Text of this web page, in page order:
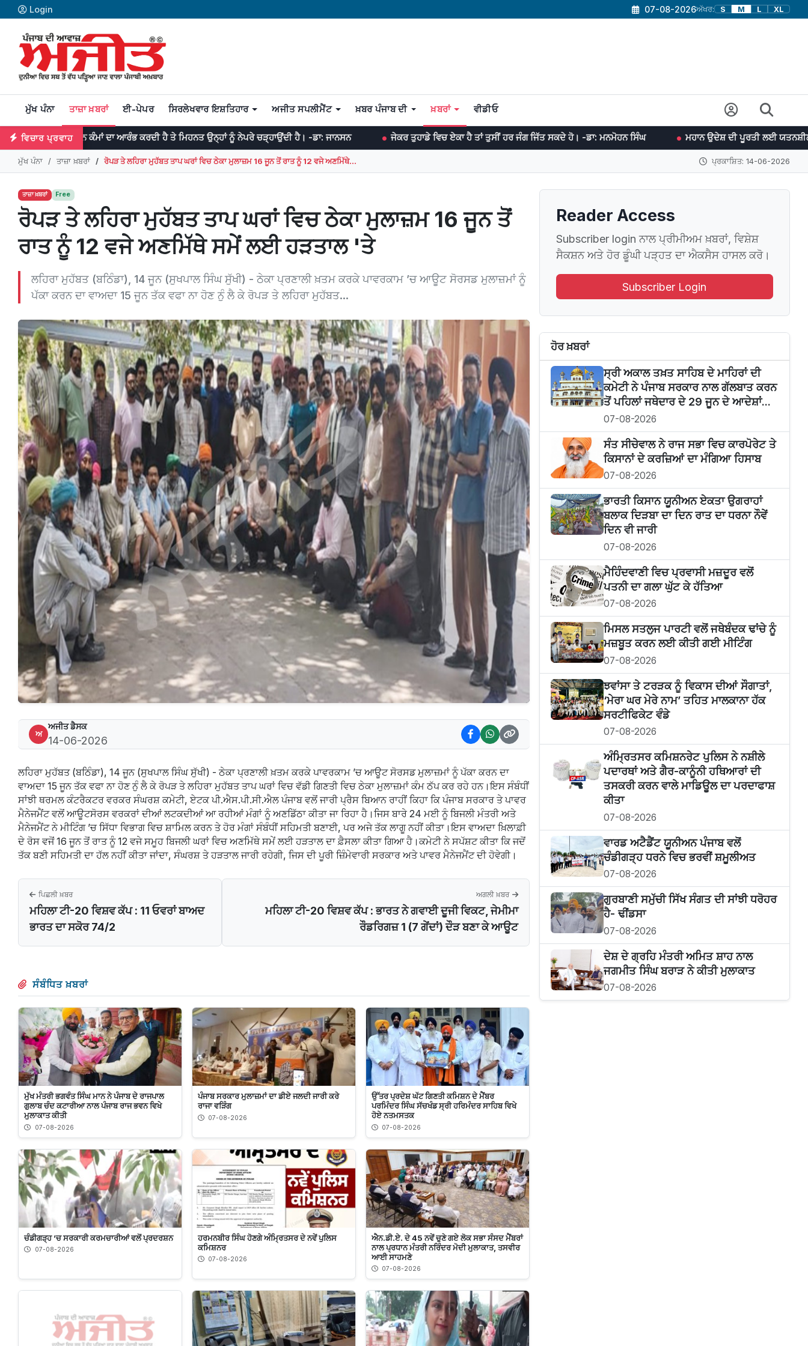
Login 07-08-2026ਅੱਖਰ: S M L XL
ਮੁੱਖ ਪੰਨਾ ਤਾਜ਼ਾ ਖ਼ਬਰਾਂ ਈ-ਪੇਪਰ ਸਿਰਲੇਖਵਾਰ ਇਸ਼ਤਿਹਾਰ ਅਜੀਤ ਸਪਲੀਮੈਂਟ ਖ਼ਬਰ ਪੰਜਾਬ ਦੀ ਖ਼ਬਰਾਂ ਵੀਡੀਓ
ਵਿਚਾਰ ਪ੍ਰਵਾਹ
ਕੰਮਾਂ ਦਾ ਆਰੰਭ ਕਰਦੀ ਹੈ ਤੇ ਮਿਹਨਤ ਉਨ੍ਹਾਂ ਨੂੰ ਨੇਪਰੇ ਚੜ੍ਹਾਉਂਦੀ ਹੈ। -ਡਾ: ਜਾਨਸਨ ਜੇਕਰ ਤੁਹਾਡੇ ਵਿਚ ਏਕਾ ਹੈ ਤਾਂ ਤੁਸੀਂ ਹਰ ਜੰਗ ਜਿੱਤ ਸਕਦੇ ਹੋ। -ਡਾ: ਮਨਮੋਹਨ ਸਿੰਘ ਮਹਾਨ ਉਦੇਸ਼ ਦੀ ਪੂਰਤੀ ਲਈ ਯਤਨਸ਼ੀਲ ਰਹਿਣ ਵਿਚ ਹੀ
ਮੁੱਖ ਪੰਨਾ ਤਾਜ਼ਾ ਖ਼ਬਰਾਂ ਰੋਪੜ ਤੇ ਲਹਿਰਾ ਮੁਹੱਬਤ ਤਾਪ ਘਰਾਂ ਵਿਚ ਠੇਕਾ ਮੁਲਾਜ਼ਮ 16 ਜੂਨ ਤੋਂ ਰਾਤ ਨੂੰ 12 ਵਜੇ ਅਣਮਿੱਥੇ... ਪ੍ਰਕਾਸ਼ਿਤ: 14-06-2026
ਤਾਜ਼ਾ ਖ਼ਬਰਾਂ Free
ਰੋਪੜ ਤੇ ਲਹਿਰਾ ਮੁਹੱਬਤ ਤਾਪ ਘਰਾਂ ਵਿਚ ਠੇਕਾ ਮੁਲਾਜ਼ਮ 16 ਜੂਨ ਤੋਂ
ਰਾਤ ਨੂੰ 12 ਵਜੇ ਅਣਮਿੱਥੇ ਸਮੇਂ ਲਈ ਹੜਤਾਲ 'ਤੇ
ਲਹਿਰਾ ਮੁਹੱਬਤ (ਬਠਿੰਡਾ), 14 ਜੂਨ (ਸੁਖਪਾਲ ਸਿੰਘ ਸੁੱਖੀ) - ਠੇਕਾ ਪ੍ਰਣਾਲੀ ਖ਼ਤਮ ਕਰਕੇ ਪਾਵਰਕਾਮ ’ਚ ਆਊਟ ਸੋਰਸਡ ਮੁਲਾਜ਼ਮਾਂ ਨੂੰ
ਪੱਕਾ ਕਰਨ ਦਾ ਵਾਅਦਾ 15 ਜੂਨ ਤੱਕ ਵਫਾ ਨਾ ਹੋਣ ਨੁੰ ਲੈ ਕੇ ਰੋਪੜ ਤੇ ਲਹਿਰਾ ਮੁਹੱਬਤ...
ਅ
ਅਜੀਤ ਡੈਸਕ
14-06-2026
ਲਹਿਰਾ ਮੁਹੱਬਤ (ਬਠਿੰਡਾ), 14 ਜੂਨ (ਸੁਖਪਾਲ ਸਿੰਘ ਸੁੱਖੀ) - ਠੇਕਾ ਪ੍ਰਣਾਲੀ ਖ਼ਤਮ ਕਰਕੇ ਪਾਵਰਕਾਮ ’ਚ ਆਊਟ ਸੋਰਸਡ ਮੁਲਾਜ਼ਮਾਂ ਨੂੰ ਪੱਕਾ ਕਰਨ ਦਾ
ਵਾਅਦਾ 15 ਜੂਨ ਤੱਕ ਵਫਾ ਨਾ ਹੋਣ ਨੁੰ ਲੈ ਕੇ ਰੋਪੜ ਤੇ ਲਹਿਰਾ ਮੁਹੱਬਤ ਤਾਪ ਘਰਾਂ ਵਿਚ ਵੱਡੀ ਗਿਣਤੀ ਵਿਚ ਠੇਕਾ ਮੁਲਾਜ਼ਮਾਂ ਕੰਮ ਠੱਪ ਕਰ ਰਹੇ ਹਨ।ਇਸ ਸੰਬੰਧੀਂ
ਸਾਂਝੀ ਥਰਮਲ ਕੰਟਰੈਕਟਰ ਵਰਕਰ ਸੰਘਰਸ਼ ਕਮੇਟੀ, ਏਟਕ ਪੀ.ਐਸ.ਪੀ.ਸੀ.ਐਲ ਪੰਜਾਬ ਵਲੋਂ ਜਾਰੀ ਪ੍ਰੈਸ ਬਿਆਨ ਰਾਹੀਂ ਕਿਹਾ ਕਿ ਪੰਜਾਬ ਸਰਕਾਰ ਤੇ ਪਾਵਰ
ਮੈਨੇਜਮੈਂਟ ਵਲੋਂ ਆਊਟਸੋਰਸ ਵਰਕਰਾਂ ਦੀਆਂ ਲਟਕਦੀਆਂ ਆ ਰਹੀਆਂ ਮੰਗਾਂ ਨੂੰ ਅਣਡਿੱਠਾ ਕੀਤਾ ਜਾ ਰਿਹਾ ਹੈ।ਜਿਸ ਬਾਰੇ 24 ਮਈ ਨੂੰ ਬਿਜਲੀ ਮੰਤਰੀ ਅਤੇ
ਮੈਨੇਜਮੈਂਟ ਨੇ ਮੀਟਿੰਗ ’ਚ ਸਿੱਧਾ ਵਿਭਾਗ ਵਿਚ ਸ਼ਾਮਿਲ ਕਰਨ ਤੇ ਹੋਰ ਮੰਗਾਂ ਸੰਬੰਧੀਂ ਸਹਿਮਤੀ ਬਣਾਈ, ਪਰ ਅਜੇ ਤੱਕ ਲਾਗੂ ਨਹੀਂ ਕੀਤਾ।ਇਸ ਵਾਅਦਾ ਖ਼ਿਲਾਫ਼ੀ
ਦੇ ਰੋਸ ਵਜੋਂ 16 ਜੂਨ ਤੋਂ ਰਾਤ ਨੂੰ 12 ਵਜੇ ਸਮੂਹ ਬਿਜਲੀ ਘਰਾਂ ਵਿਚ ਅਣਮਿੱਥੇ ਸਮੇਂ ਲਈ ਹੜਤਾਲ ਦਾ ਫ਼ੈਸਲਾ ਕੀਤਾ ਗਿਆ ਹੈ।ਕਮੇਟੀ ਨੇ ਸਪੱਸ਼ਟ ਕੀਤਾ ਕਿ ਜਦੋਂ
ਤੱਕ ਬਣੀ ਸਹਿਮਤੀ ਦਾ ਹੱਲ ਨਹੀਂ ਕੀਤਾ ਜਾਂਦਾ, ਸੰਘਰਸ਼ ਤੇ ਹੜਤਾਲ ਜਾਰੀ ਰਹੇਗੀ, ਜਿਸ ਦੀ ਪੂਰੀ ਜ਼ਿੰਮੇਵਾਰੀ ਸਰਕਾਰ ਅਤੇ ਪਾਵਰ ਮੈਨੇਜਮੈਂਟ ਦੀ ਹੋਵੇਗੀ।
ਪਿਛਲੀ ਖ਼ਬਰ
ਮਹਿਲਾ ਟੀ-20 ਵਿਸ਼ਵ ਕੱਪ : 11 ਓਵਰਾਂ ਬਾਅਦ
ਭਾਰਤ ਦਾ ਸਕੋਰ 74/2
ਅਗਲੀ ਖ਼ਬਰ
ਮਹਿਲਾ ਟੀ-20 ਵਿਸ਼ਵ ਕੱਪ : ਭਾਰਤ ਨੇ ਗਵਾਈ ਦੂਜੀ ਵਿਕਟ, ਜੇਮੀਮਾ
ਰੌਡਰਿਗਜ਼ 1 (7 ਗੇਂਦਾਂ) ਦੌੜ ਬਣਾ ਕੇ ਆਊਟ
ਸੰਬੰਧਿਤ ਖ਼ਬਰਾਂ
ਮੁੱਖ ਮੰਤਰੀ ਭਗਵੰਤ ਸਿੰਘ ਮਾਨ ਨੇ ਪੰਜਾਬ ਦੇ ਰਾਜਪਾਲ
ਗੁਲਾਬ ਚੰਦ ਕਟਾਰੀਆ ਨਾਲ ਪੰਜਾਬ ਰਾਜ ਭਵਨ ਵਿਖੇ
ਮੁਲਾਕਾਤ ਕੀਤੀ
07-08-2026
ਪੰਜਾਬ ਸਰਕਾਰ ਮੁਲਾਜ਼ਮਾਂ ਦਾ ਡੀਏ ਜਲਦੀ ਜਾਰੀ ਕਰੇ
ਰਾਜਾ ਵੜਿੰਗ
07-08-2026
ਉੱਤਰ ਪ੍ਰਦੇਸ਼ ਘੱਟ ਗਿਣਤੀ ਕਮਿਸ਼ਨ ਦੇ ਮੈਂਬਰ
ਪਰਮਿੰਦਰ ਸਿੰਘ ਸੱਚਖੰਡ ਸ੍ਰੀ ਹਰਿਮੰਦਰ ਸਾਹਿਬ ਵਿਖੇ
ਹੋਏ ਨਤਮਸਤਕ
07-08-2026
ਚੰਡੀਗੜ੍ਹ ’ਚ ਸਰਕਾਰੀ ਕਰਮਚਾਰੀਆਂ ਵਲੋਂ ਪ੍ਰਦਰਸ਼ਨ
07-08-2026
ਹਰਮਨਬੀਰ ਸਿੰਘ ਹੋਣਗੇ ਅੰਮ੍ਰਿਤਸਰ ਦੇ ਨਵੇਂ ਪੁਲਿਸ
ਕਮਿਸ਼ਨਰ
07-08-2026
ਐਨ.ਡੀ.ਏ. ਦੇ 45 ਨਵੇਂ ਚੁਣੇ ਗਏ ਲੋਕ ਸਭਾ ਸੰਸਦ ਮੈਂਬਰਾਂ
ਨਾਲ ਪ੍ਰਧਾਨ ਮੰਤਰੀ ਨਰਿੰਦਰ ਮੋਦੀ ਮੁਲਾਕਾਤ, ਤਸਵੀਰ
ਆਈ ਸਾਹਮਣੇ
07-08-2026
Reader Access
Subscriber login ਨਾਲ ਪ੍ਰੀਮੀਅਮ ਖ਼ਬਰਾਂ, ਵਿਸ਼ੇਸ਼
ਸੈਕਸ਼ਨ ਅਤੇ ਹੋਰ ਡੂੰਘੀ ਪੜ੍ਹਤ ਦਾ ਐਕਸੈਸ ਹਾਸਲ ਕਰੋ।
Subscriber Login
ਹੋਰ ਖ਼ਬਰਾਂ
ਸ੍ਰੀ ਅਕਾਲ ਤਖ਼ਤ ਸਾਹਿਬ ਦੇ ਮਾਹਿਰਾਂ ਦੀ
ਕਮੇਟੀ ਨੇ ਪੰਜਾਬ ਸਰਕਾਰ ਨਾਲ ਗੱਲਬਾਤ ਕਰਨ
ਤੋਂ ਪਹਿਲਾਂ ਜਥੇਦਾਰ ਦੇ 29 ਜੂਨ ਦੇ ਆਦੇਸ਼ਾਂ...
07-08-2026
ਸੰਤ ਸੀਚੇਵਾਲ ਨੇ ਰਾਜ ਸਭਾ ਵਿਚ ਕਾਰਪੋਰੇਟ ਤੇ
ਕਿਸਾਨਾਂ ਦੇ ਕਰਜ਼ਿਆਂ ਦਾ ਮੰਗਿਆ ਹਿਸਾਬ
07-08-2026
ਭਾਰਤੀ ਕਿਸਾਨ ਯੂਨੀਅਨ ਏਕਤਾ ਉਗਰਾਹਾਂ
ਬਲਾਕ ਦਿੜਬਾ ਦਾ ਦਿਨ ਰਾਤ ਦਾ ਧਰਨਾ ਨੌਵੇਂ
ਦਿਨ ਵੀ ਜਾਰੀ
07-08-2026
ਮੈਹਿੰਦਵਾਣੀ ਵਿਚ ਪ੍ਰਵਾਸੀ ਮਜ਼ਦੂਰ ਵਲੋਂ
ਪਤਨੀ ਦਾ ਗਲਾ ਘੁੱਟ ਕੇ ਹੱਤਿਆ
07-08-2026
ਮਿਸਲ ਸਤਲੁਜ ਪਾਰਟੀ ਵਲੋਂ ਜਥੇਬੰਦਕ ਢਾਂਚੇ ਨੂੰ
ਮਜ਼ਬੂਤ ਕਰਨ ਲਈ ਕੀਤੀ ਗਈ ਮੀਟਿੰਗ
07-08-2026
ਝਵਾਂਸਾ ਤੇ ਟਰੜਕ ਨੂੰ ਵਿਕਾਸ ਦੀਆਂ ਸੌਗਾਤਾਂ,
‘ਮੇਰਾ ਘਰ ਮੇਰੇ ਨਾਮ’ ਤਹਿਤ ਮਾਲਕਾਨਾ ਹੱਕ
ਸਰਟੀਫਿਕੇਟ ਵੰਡੇ
07-08-2026
ਅੰਮ੍ਰਿਤਸਰ ਕਮਿਸ਼ਨਰੇਟ ਪੁਲਿਸ ਨੇ ਨਸ਼ੀਲੇ
ਪਦਾਰਥਾਂ ਅਤੇ ਗੈਰ-ਕਾਨੂੰਨੀ ਹਥਿਆਰਾਂ ਦੀ
ਤਸਕਰੀ ਕਰਨ ਵਾਲੇ ਮਾਡਿਊਲ ਦਾ ਪਰਦਾਫਾਸ਼
ਕੀਤਾ
07-08-2026
ਵਾਰਡ ਅਟੈਡੈਂਟ ਯੂਨੀਅਨ ਪੰਜਾਬ ਵਲੋਂ
ਚੰਡੀਗੜ੍ਹ ਧਰਨੇ ਵਿਚ ਭਰਵੀਂ ਸ਼ਮੂਲੀਅਤ
07-08-2026
ਗੁਰਬਾਣੀ ਸਮੁੱਚੀ ਸਿੱਖ ਸੰਗਤ ਦੀ ਸਾਂਝੀ ਧਰੋਹਰ
ਹੈ- ਢੀਂਡਸਾ
07-08-2026
ਦੇਸ਼ ਦੇ ਗ੍ਰਹਿ ਮੰਤਰੀ ਅਮਿਤ ਸ਼ਾਹ ਨਾਲ
ਜਗਮੀਤ ਸਿੰਘ ਬਰਾੜ ਨੇ ਕੀਤੀ ਮੁਲਾਕਾਤ
07-08-2026